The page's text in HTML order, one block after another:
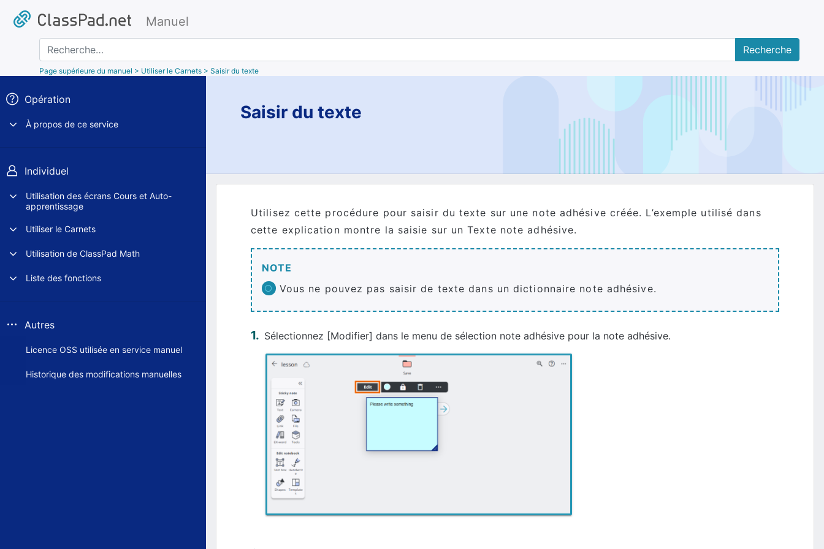
Manuel
Recherche
Page supérieure du manuel > Utiliser le Carnets > Saisir du texte
Opération
À propos de ce service
Individuel
Utilisation des écrans Cours et Auto-
apprentissage
Utiliser le Carnets
Utilisation de ClassPad Math
Liste des fonctions
Autres
Licence OSS utilisée en service manuel
Historique des modifications manuelles
Saisir du texte
Utilisez cette procédure pour saisir du texte sur une note adhésive créée. L’exemple utilisé dans
cette explication montre la saisie sur un Texte note adhésive.
NOTE
Vous ne pouvez pas saisir de texte dans un dictionnaire note adhésive.
Sélectionnez [Modifier] dans le menu de sélection note adhésive pour la note adhésive.